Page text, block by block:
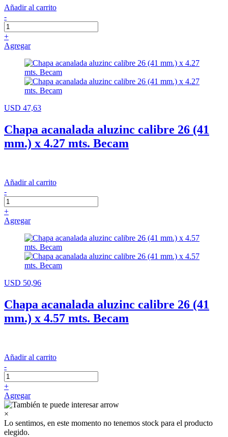
Añadir al carrito
-
+
Agregar
USD 47,63
Chapa acanalada aluzinc calibre 26 (41
mm.) x 4.27 mts. Becam
Añadir al carrito
-
+
Agregar
USD 50,96
Chapa acanalada aluzinc calibre 26 (41
mm.) x 4.57 mts. Becam
Añadir al carrito
-
+
Agregar
×
Lo sentimos, en este momento no tenemos stock para el producto
elegido.